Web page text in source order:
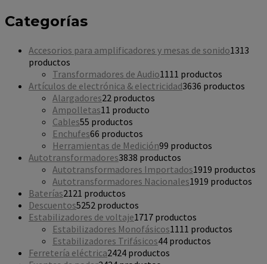
Categorías
Accesorios para amplificadores y mesas de sonido1313
productos
Transformadores de Audio11 11 productos
Artículos de electrónica & electricidad3636 productos
Alargadores22 productos
Ampolletas1 1 producto
Cables55 productos
Enchufes66 productos
Herramientas de Medición99 productos
Autotransformadores3838 productos
Autotransformadores Importados1919 productos
Autotransformadores Nacionales1919 productos
Baterías21 21 productos
Descuentos5252 productos
Estabilizadores de voltaje1717 productos
Estabilizadores Monofásicos11 11 productos
Estabilizadores Trifásicos44 productos
Ferretería eléctrica2424 productos